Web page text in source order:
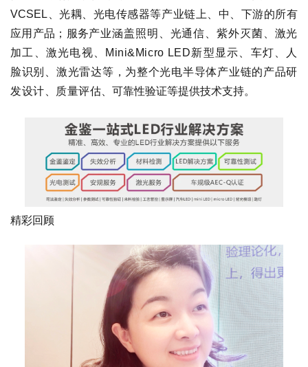
VCSEL、光耦、光电传感器等产业链上、中、下游的所有
应用产品；服务产业涵盖照明、光通信、紫外灭菌、激光
加工、激光电视、Mini&Micro LED新型显示、车灯、人
脸识别、激光雷达等，为整个光电半导体产业链的产品研
发设计、质量评估 、可靠性验证等提供技术支持。
精彩回顾